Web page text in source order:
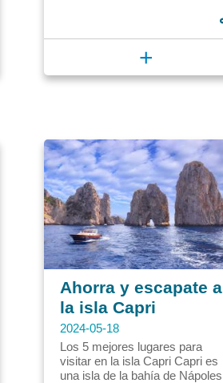
encantador,...
+
Ahorra y escapate a
la isla Capri
2024-05-18
Los 5 mejores lugares para
visitar en la isla Capri Capri es
una isla de la bahía de Nápoles